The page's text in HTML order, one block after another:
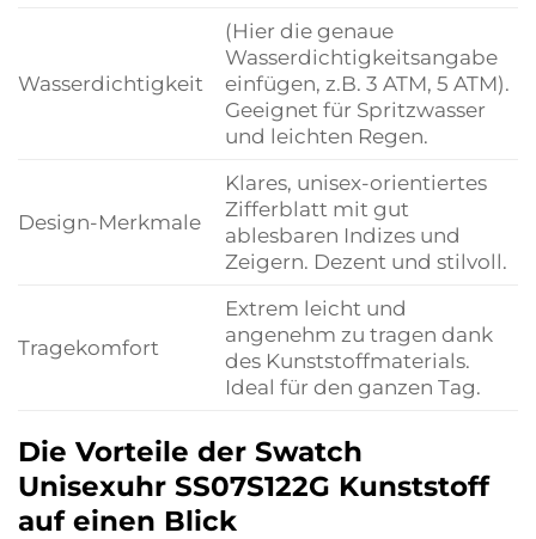
Wasserdichtigkeit
(Hier die genaue
Wasserdichtigkeitsangabe
einfügen, z.B. 3 ATM, 5 ATM).
Geeignet für Spritzwasser
und leichten Regen.
Design-Merkmale
Klares, unisex-orientiertes
Zifferblatt mit gut
ablesbaren Indizes und
Zeigern. Dezent und stilvoll.
Tragekomfort
Extrem leicht und
angenehm zu tragen dank
des Kunststoffmaterials.
Ideal für den ganzen Tag.
Die Vorteile der Swatch
Unisexuhr SS07S122G Kunststoff
auf einen Blick